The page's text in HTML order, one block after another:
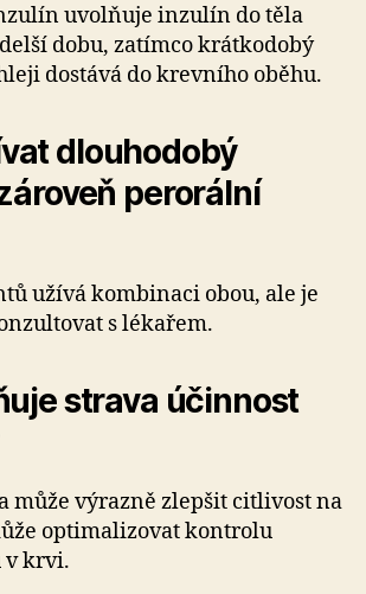
uvolňuje inzulín do těla
dobu, zatímco krátkodobý
dostává do krevního oběhu.
dlouhodobý
perorální
užívá kombinaci obou, ale je
s lékařem.
strava účinnost
může výrazně zlepšit citlivost na
optimalizovat kontrolu
v krvi.